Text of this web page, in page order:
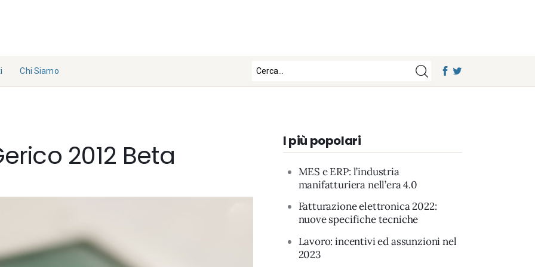
Chi Siamo
Collabo
ra con
Contat
2012 Beta I più popolari
MES e ERP: l’industria
manifatturiera nell’era 4.0
Fatturazione elettronica 2022:
nuove specifiche tecniche
Lavoro: incentivi ed assunzioni nel
2023